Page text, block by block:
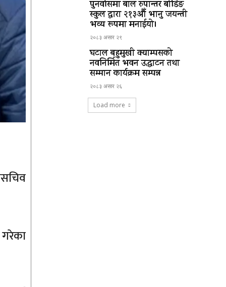
पुनर्वासमा बाल रुपान्तर बोर्डिङ
स्कुल द्धारा २१३औँ भानु जयन्ती
भव्य रूपमा मनाईयो।
२०८३ असार २९
घटाल बहुमुखी क्याम्पसको
नवनिर्मित भवन उद्घाटन तथा
सम्मान कार्यक्रम सम्पन्न
२०८३ असार २६
Load more